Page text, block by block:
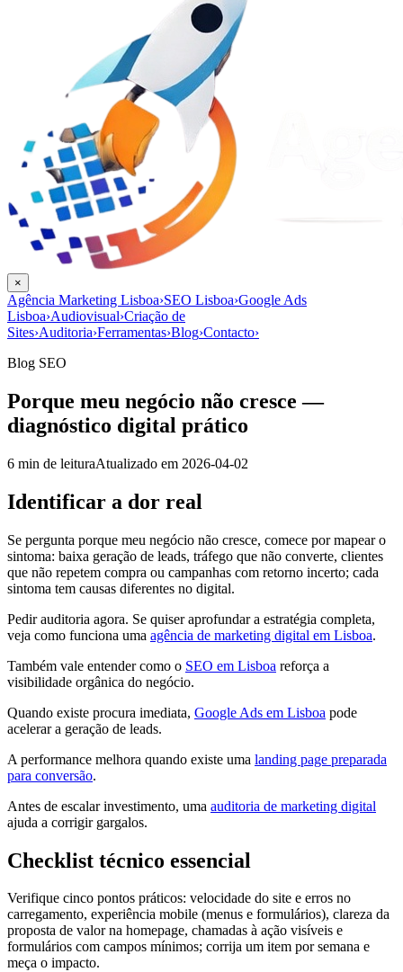
×
Agência Marketing Lisboa›SEO Lisboa›Google Ads
Lisboa›Audiovisual›Criação de
Sites›Auditoria›Ferramentas›Blog›Contacto›
Blog SEO
Porque meu negócio não cresce —
diagnóstico digital prático
6 min de leituraAtualizado em 2026-04-02
Identificar a dor real
Se pergunta porque meu negócio não cresce, comece por mapear o
sintoma: baixa geração de leads, tráfego que não converte, clientes
que não repetem compra ou campanhas com retorno incerto; cada
sintoma tem causas diferentes no digital.
Pedir auditoria agora. Se quiser aprofundar a estratégia completa,
veja como funciona uma agência de marketing digital em Lisboa.
Também vale entender como o SEO em Lisboa reforça a
visibilidade orgânica do negócio.
Quando existe procura imediata, Google Ads em Lisboa pode
acelerar a geração de leads.
A performance melhora quando existe uma landing page preparada
para conversão.
Antes de escalar investimento, uma auditoria de marketing digital
ajuda a corrigir gargalos.
Checklist técnico essencial
Verifique cinco pontos práticos: velocidade do site e erros no
carregamento, experiência mobile (menus e formulários), clareza da
proposta de valor na homepage, chamadas à ação visíveis e
formulários com campos mínimos; corrija um item por semana e
meça o impacto.